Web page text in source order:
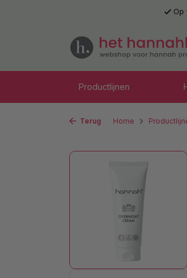
Op
Productlijnen
Terug Home
Afbeeldingengalerij overslaan